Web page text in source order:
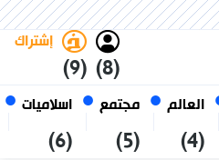
العالم
(4)
مجتمع
(5)
اسلاميات
(6)
(8)
إشتراك
(9)
الجزائر